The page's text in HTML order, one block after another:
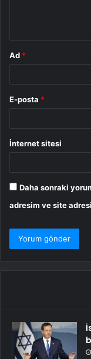
Ad *
E-posta *
İnternet sitesi
Daha sonraki
adresim ve site